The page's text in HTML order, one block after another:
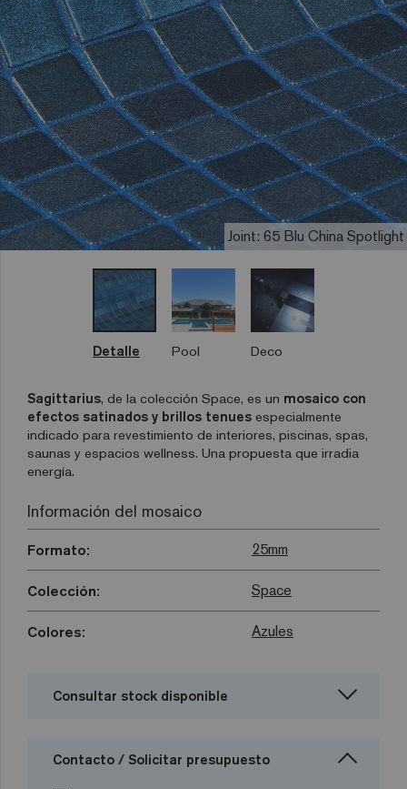
Joint: 65 Blu China Spotlight
Detalle Pool Deco
Sagittarius, de la colección Space, es un mosaico con
efectos satinados y brillos tenues especialmente
indicado para revestimiento de interiores, piscinas, spas,
saunas y espacios wellness. Una propuesta que irradia
energía.
Información del mosaico
Formato: 25mm
Colección: Space
Colores: Azules
Consultar stock disponible
Contacto / Solicitar presupuesto